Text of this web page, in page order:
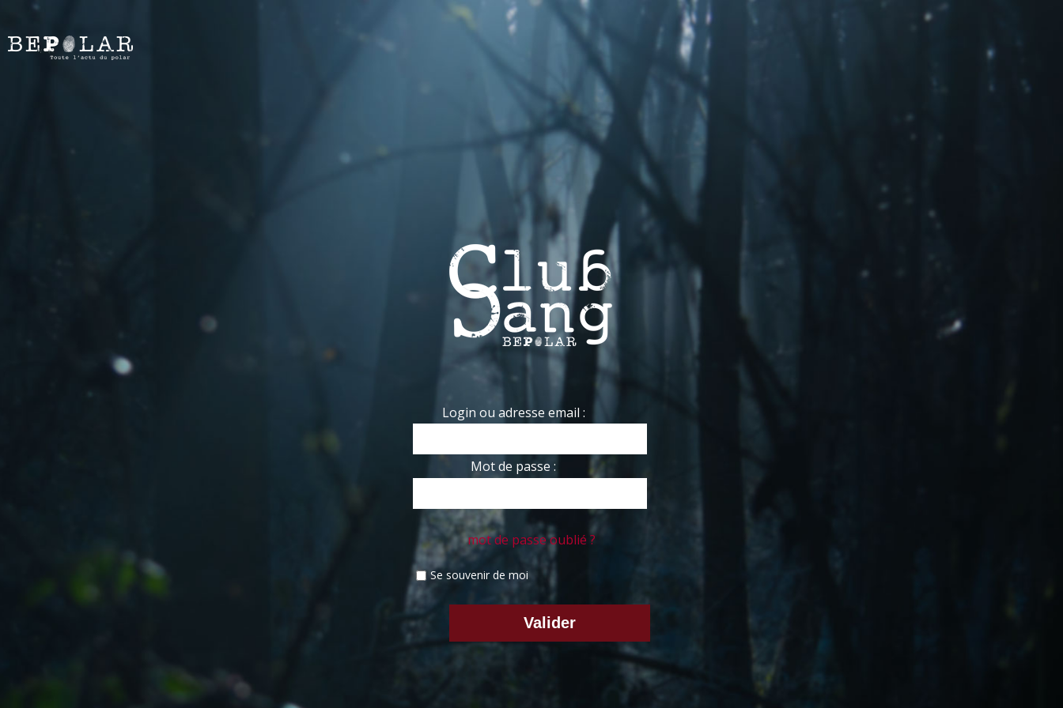
Login ou adresse email :
Mot de passe :
mot de passe oublié ?
Se souvenir de moi